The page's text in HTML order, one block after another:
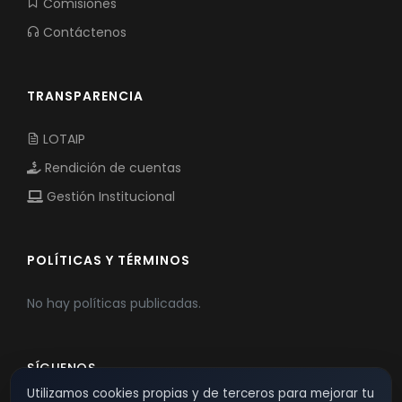
Comisiones
Contáctenos
TRANSPARENCIA
LOTAIP
Rendición de cuentas
Gestión Institucional
POLÍTICAS Y TÉRMINOS
No hay políticas publicadas.
SÍGUENOS
Utilizamos cookies propias y de terceros para mejorar tu